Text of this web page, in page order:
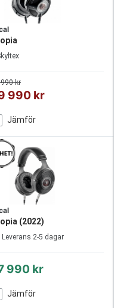
kr
990 kr
Jämför
(2022)
Leverans 2-5 dagar
990 kr
Jämför